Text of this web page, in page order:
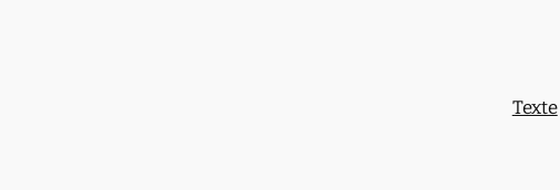
Texte